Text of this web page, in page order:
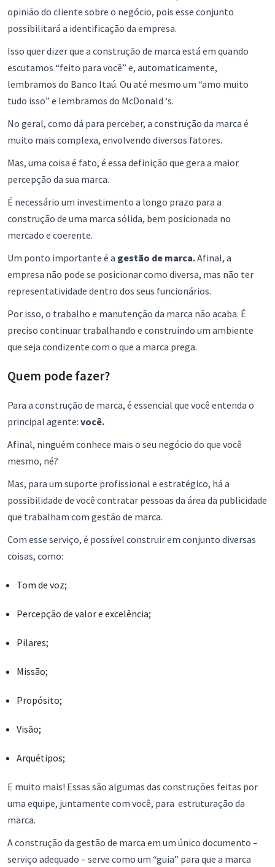
opinião do cliente sobre o negócio, pois esse conjunto
possibilitará a identificação da empresa.
Isso quer dizer que a construção de marca está em quando
escutamos “feito para você” e, automaticamente,
lembramos do Banco Itaú. Ou até mesmo um “amo muito
tudo isso” e lembramos do McDonald ‘s.
No geral, como dá para perceber, a construção da marca é
muito mais complexa, envolvendo diversos fatores.
Mas, uma coisa é fato, é essa definição que gera a maior
percepção da sua marca.
É necessário um investimento a longo prazo para a
construção de uma marca sólida, bem posicionada no
mercado e coerente.
Um ponto importante é a gestão de marca.Afinal, a
empresa não pode se posicionar como diversa, mas não ter
representatividade dentro dos seus funcionários.
Por isso, o trabalho e manutenção da marca não acaba. É
preciso continuar trabalhando e construindo um ambiente
que seja condizente com o que a marca prega.
Quem pode fazer?
Para a construção de marca, é essencial que você entenda o
principal agente: você.
Afinal, ninguém conhece mais o seu negócio do que você
mesmo, né?
Mas, para um suporte profissional e estratégico, há a
possibilidade de você contratar pessoas da área da publicidade
que trabalham com gestão de marca.
Com esse serviço, é possível construir em conjunto diversas
coisas, como:
Tom de voz;
Percepção de valor e excelência;
Pilares;
Missão;
Propósito;
Visão;
Arquétipos;
E muito mais! Essas são algumas das construções feitas por
uma equipe, juntamente com você, para estruturação da
marca.
A construção da gestão de marca em um único documento –
serviço adequado – serve como um “guia” para que a marca